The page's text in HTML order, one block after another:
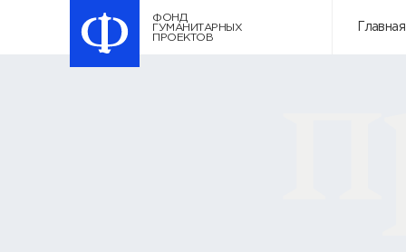
ФОНД ГУМАНИТАРНЫХ ПРОЕКТОВ
ФОНД
ГУМАНИТАРНЫХ
ПРОЕКТОВ
Главная